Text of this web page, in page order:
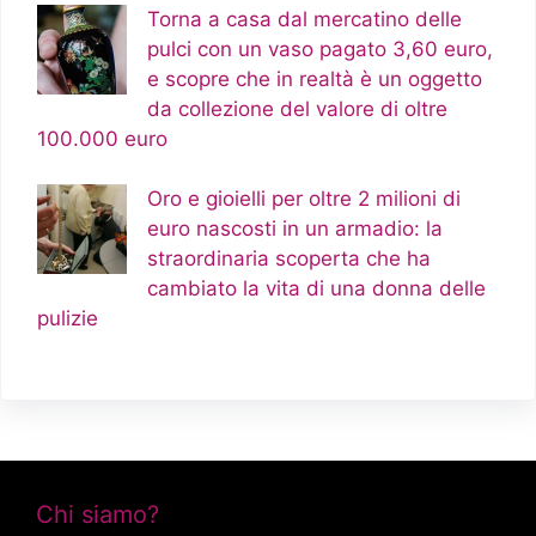
Torna a casa dal mercatino delle
pulci con un vaso pagato 3,60 euro,
e scopre che in realtà è un oggetto
da collezione del valore di oltre
100.000 euro
Oro e gioielli per oltre 2 milioni di
euro nascosti in un armadio: la
straordinaria scoperta che ha
cambiato la vita di una donna delle
pulizie
Chi siamo?